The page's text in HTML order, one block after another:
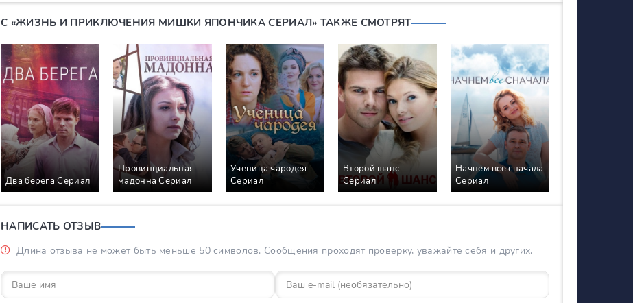
С «ЖИЗНЬ И ПРИКЛЮЧЕНИЯ МИШКИ ЯПОНЧИКА СЕРИАЛ» ТАКЖЕ СМОТРЯТ
Два берега Сериал
Провинциальная
мадонна Сериал
Ученица чародея
Сериал
Второй шанс
Сериал
Начнём всё сначала
Сериал
НАПИСАТЬ ОТЗЫВ
Длина отзыва не может быть меньше 50 символов. Сообщения проходят проверку, уважайте себя и других.